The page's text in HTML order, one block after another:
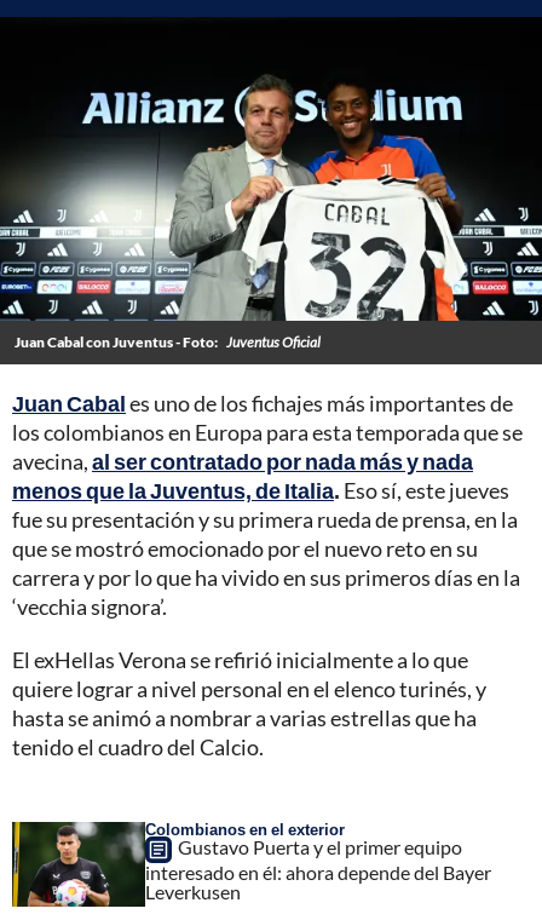
Juan Cabal con Juventus - Foto: Juventus Oficial
Juan Cabales uno de los fichajes más importantes de
los colombianos en Europa para esta temporada que se
avecina,al ser contratado por nada más y nada
menos que la Juventus, de Italia. Eso sí, este jueves
fue su presentación y su primera rueda de prensa, en la
que se mostró emocionado por el nuevo reto en su
carrera y por lo que ha vivido en sus primeros días en la
‘vecchia signora’.
El exHellas Verona se refirió inicialmente a lo que
quiere lograr a nivel personal en el elenco turinés, y
hasta se animó a nombrar a varias estrellas que ha
tenido el cuadro del Calcio.
Colombianos en el exterior
Gustavo Puerta y el primer equipo
interesado en él: ahora depende del Bayer
Leverkusen